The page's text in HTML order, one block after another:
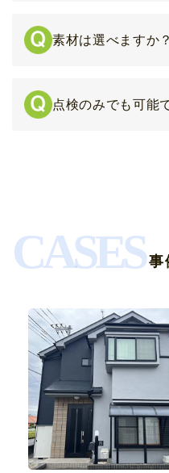
素材は選べますか？
点検のみでも可能
CASES 事